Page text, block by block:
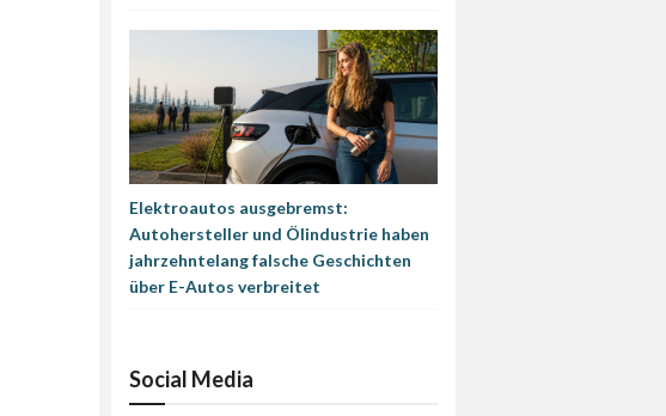
Elektroautos ausgebremst:
Autohersteller und Ölindustrie haben
jahrzehntelang falsche Geschichten
über E-Autos verbreitet
Social Media